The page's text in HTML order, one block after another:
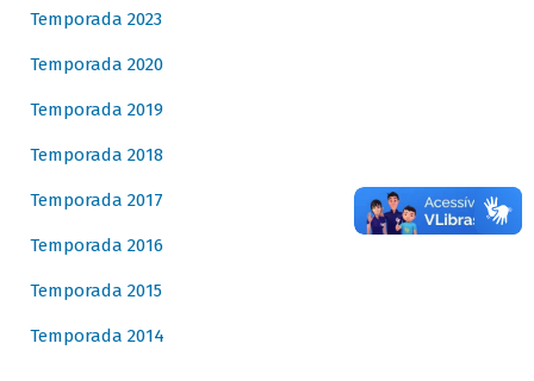
Temporada 2023
Temporada 2020
Temporada 2019
Temporada 2018
Temporada 2017
Temporada 2016
Temporada 2015
Temporada 2014